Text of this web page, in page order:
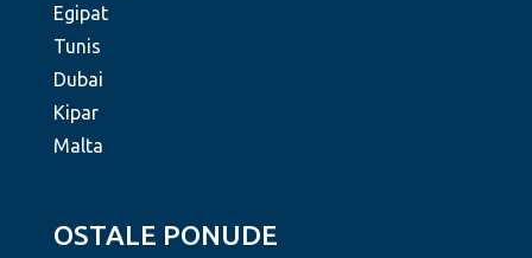
Egipat
Tunis
Dubai
Kipar
Malta
OSTALE PONUDE